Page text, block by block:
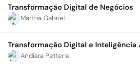
Transformação Digital de Negócios
Martha Gabriel
Transformação Digital e Inteligência
Andiara Petterle